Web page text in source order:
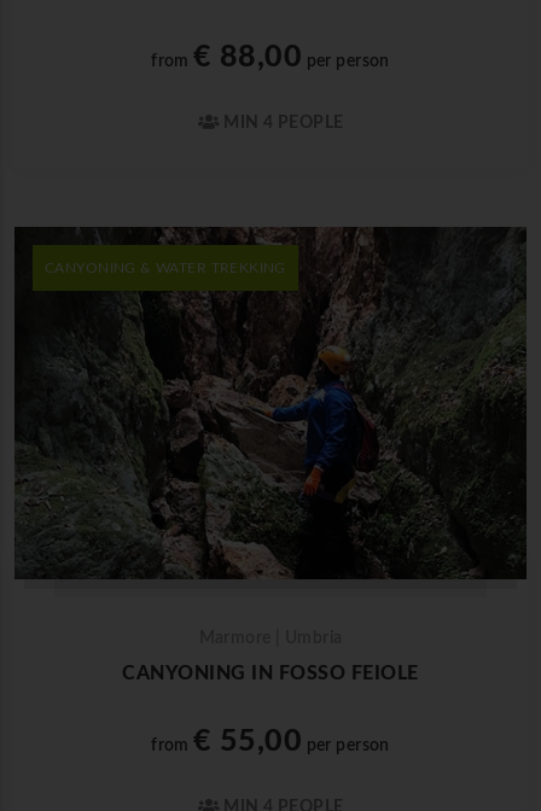
from€ 88,00 per person
MIN 4 PEOPLE
CANYONING & WATER TREKKING
CANYONING IN FOSSO FEIOLE
from€ 55,00 per person
MIN 4 PEOPLE